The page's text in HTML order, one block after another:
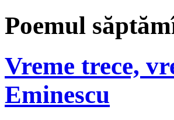
Poemul
Vreme trece,
Eminescu